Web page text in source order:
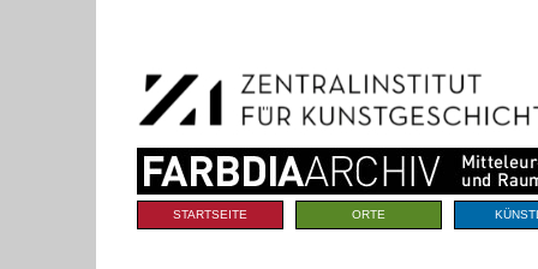
Navigation
Sektionen
STARTSEITE ORTE